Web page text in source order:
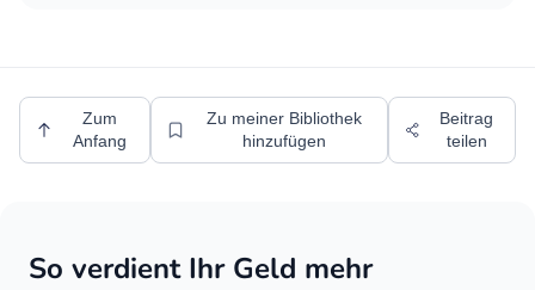
Zum
Anfang
Zu meiner Bibliothek
hinzufügen
Beitrag
teilen
So verdient Ihr Geld mehr